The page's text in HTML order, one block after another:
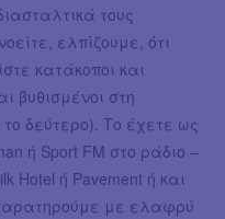
τους
ελπίζουμε, ότι
κατάκοποι και
βυθισμένοι στη
δεύτερο). Το έχετε ως
ή Sport FM στο ράδιο –
Hotel ή Pavement ή και
με ελαφρύ